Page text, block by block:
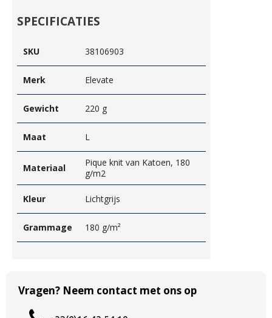
SPECIFICATIES
SKU 38106903
Merk Elevate
Gewicht 220 g
Maat L
Materiaal
Pique knit van Katoen, 180
g/m2
Kleur Lichtgrijs
Grammage 180 g/m²
Vragen? Neem contact met ons op